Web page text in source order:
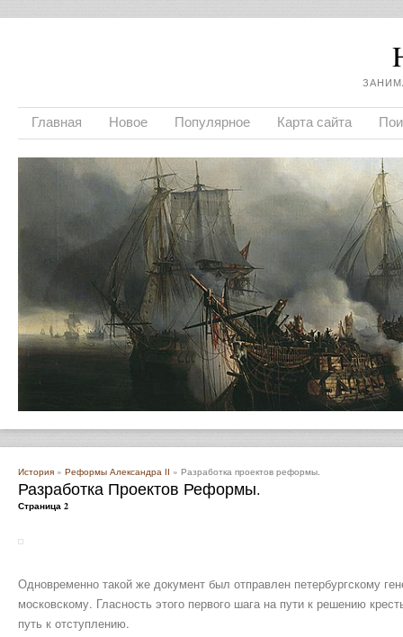
Главная Новое Популярное Карта сайта
История » Реформы Александра ІІ » Разработка проектов реформы.
Разработка Проектов Реформы.
Страница 2
Одновременно такой же документ был отправлен петербургскому
московскому. Гласность этого первого шага на пути к решению
путь к отступлению.